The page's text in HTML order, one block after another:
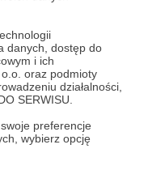
danych, dostęp do
i ich
oraz podmioty
działalności,
SERWISU.
preferencje
wybierz opcję